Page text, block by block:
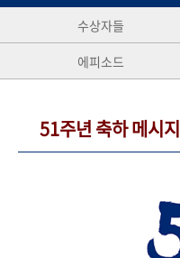
수상자들
에피소드
51주년 축하 메시지